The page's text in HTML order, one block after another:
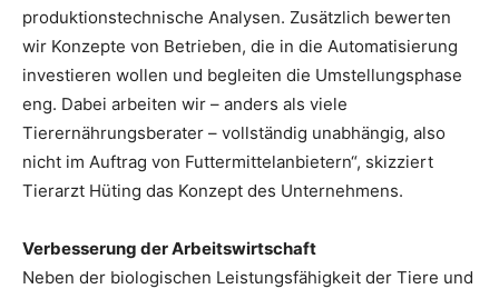
produktionstechnische Analysen. Zusätzlich bewerten
wir Konzepte von Betrieben, die in die Automatisierung
investieren wollen und begleiten die Umstellungsphase
eng. Dabei arbeiten wir – anders als viele
Tierernährungsberater – vollständig unabhängig, also
nicht im Auftrag von Futtermittelanbietern“, skizziert
Tierarzt Hüting das Konzept des Unternehmens.
Verbesserung der Arbeitswirtschaft
Neben der biologischen Leistungsfähigkeit der Tiere und